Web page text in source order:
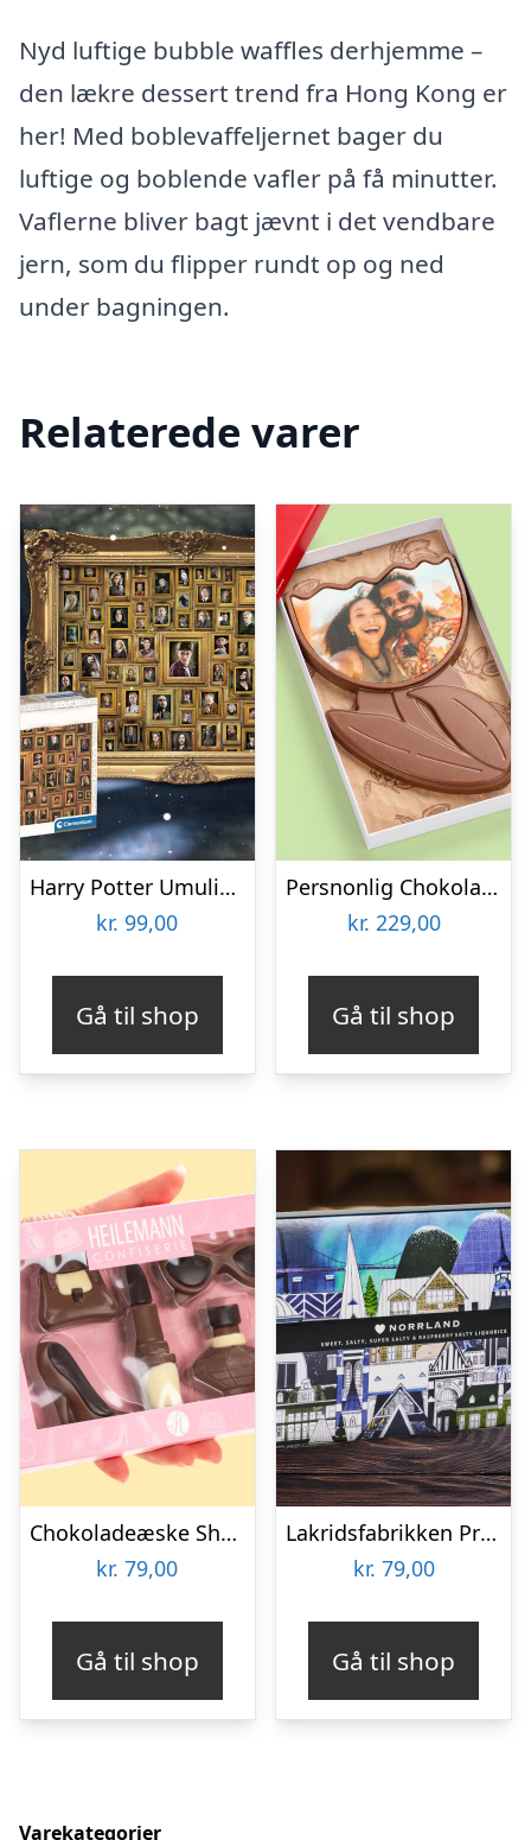
Nyd luftige bubble waffles derhjemme –
den lækre dessert trend fra Hong Kong er
her! Med boblevaffeljernet bager du
luftige og boblende vafler på få minutter.
Vaflerne bliver bagt jævnt i det vendbare
jern, som du flipper rundt op og ned
under bagningen.
Relaterede varer
Harry Potter Umulig Puslespil
kr. 99,00
Gå til shop
Persnonlig Chokoladeblomst med Billede
kr. 229,00
Gå til shop
Chokoladeæske Shopping
kr. 79,00
Gå til shop
Lakridsfabrikken Premiumlakrids – Norrland
kr. 79,00
Gå til shop
Varekategorier